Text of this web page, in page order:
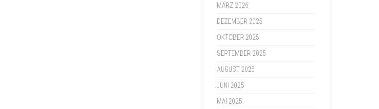
MÄRZ 2026
DEZEMBER 2025
OKTOBER 2025
SEPTEMBER 2025
AUGUST 2025
JUNI 2025
MAI 2025